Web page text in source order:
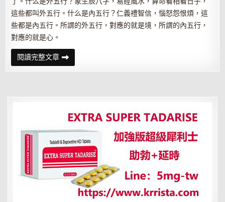
這些都叫外五行。什么是內五行？仁義禮智信，惱怒怨恨煩，這
些都是內五行。所謂的外五行，對應的就是境，所謂的內五行，
對應的就是心。
閱讀完整文章修
好
內
水
調